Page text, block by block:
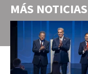
MÁS